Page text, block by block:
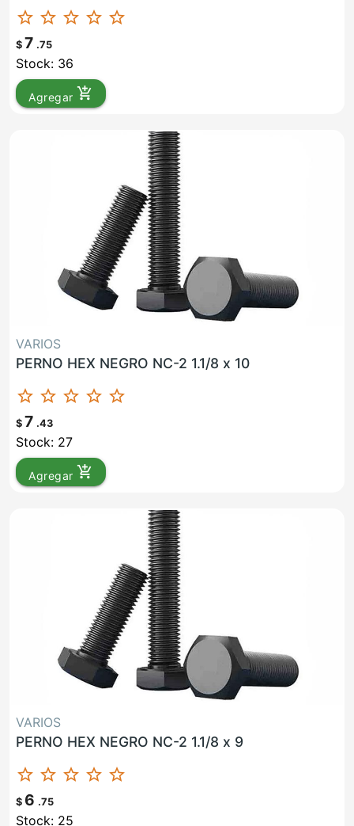
star_border star_border star_border star_border star_border
$ 7 .75
Stock: 36
Agregar add_shopping_cart
VARIOS
PERNO HEX NEGRO NC-2 1.1/8 x 10
star_border star_border star_border star_border star_border
$ 7 .43
Stock: 27
Agregar add_shopping_cart
VARIOS
PERNO HEX NEGRO NC-2 1.1/8 x 9
star_border star_border star_border star_border star_border
$ 6 .75
Stock: 25